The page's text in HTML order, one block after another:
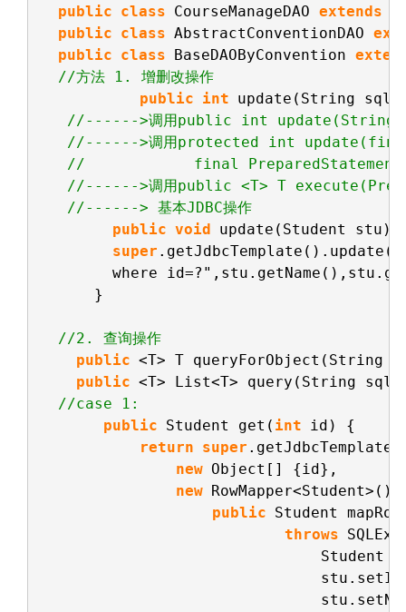
public class CourseManageDAO extends
public class AbstractConventionDAO
public class BaseDAOByConvention
//方法 1. 增删改操作
public int update(String
//------>调用public int
//------>调用protected int
//            final
//------>调用public <T> T
//------> 基本JDBC操作
public void update(Student stu)
super
where
}
//2. 查询操作
public <T> T queryForObject(String
public <T> List<T> query(String sql,
//case 1:
public Student get( int id)
return super
new Object[]
new
public Student
throws
Student